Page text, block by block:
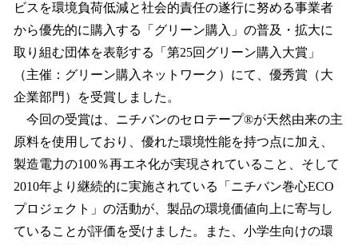
ビスを環境負荷低減と社会的責任の遂行に努める事業者
から優先的に購入する「グリーン購入」の普及・拡大に
取り組む団体を表彰する「第25回グリーン購入大賞」
（主催：グリーン購入ネットワーク）にて、優秀賞（大
企業部門）を受賞しました。
今回の受賞は、ニチバンのセロテープ®が天然由来の主
原料を使用しており、優れた環境性能を持つ点に加え、
製造電力の100％再エネ化が実現されていること、そして
2010年より継続的に実施されている「ニチバン巻心ECO
プロジェクト」の活動が、製品の環境価値向上に寄与し
ていることが評価を受けました。また、小学生向けの環